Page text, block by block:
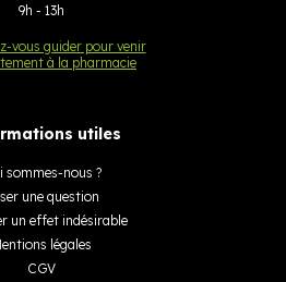
9h - 13h
vous guider pour venir
à la pharmacie
utiles
sommes-nous ?
une question
un effet indésirable
légales
CGV